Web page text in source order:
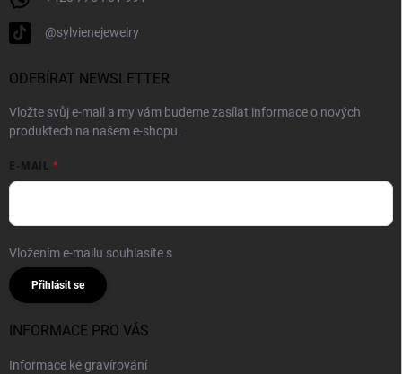
@sylvienejewelry
ODEBÍRAT NEWSLETTER
Vložte svůj e-mail a my vám budeme zasílat informace o nových
produktech na našem e-shopu.
E-MAIL
Vložením e-mailu souhlasíte s
Přihlásit se
INFORMACE PRO VÁS
Informace ke gravírování